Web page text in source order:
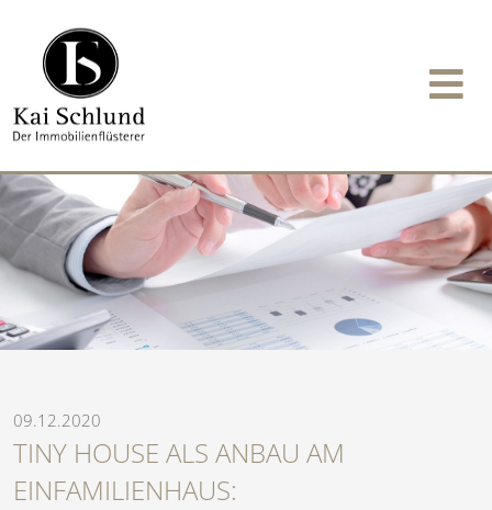
09.12.2020
TINY HOUSE ALS ANBAU AM
EINFAMILIENHAUS: